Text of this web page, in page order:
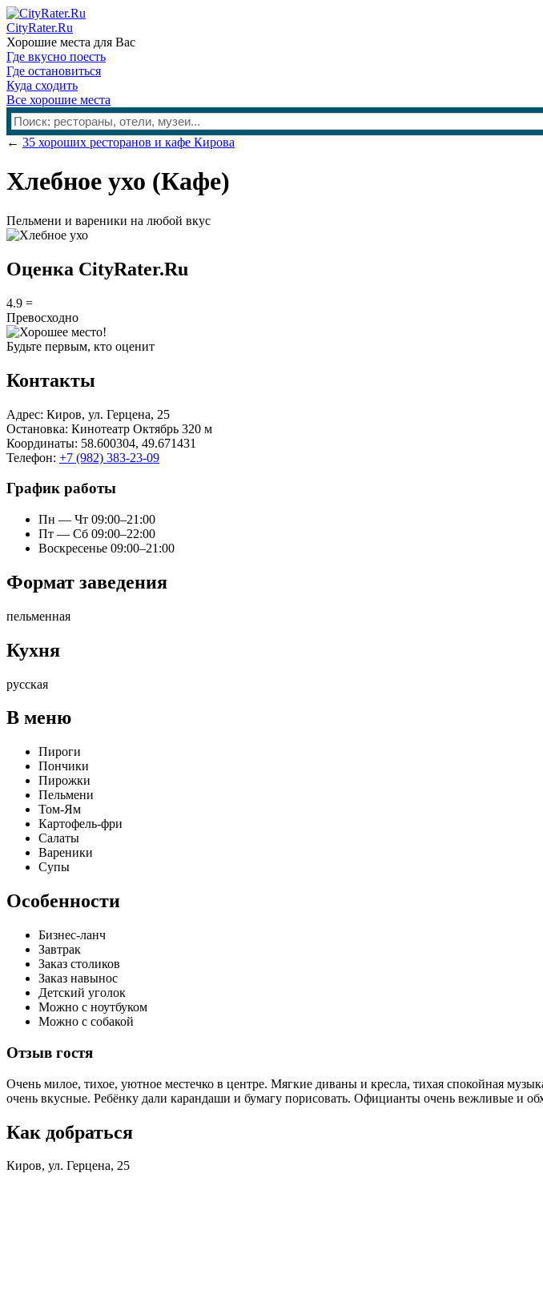
CityRater.Ru
Хорошие места для Вас
Где вкусно поесть
Где остановиться
Куда сходить
Все хорошие места
← 35 хороших ресторанов и кафе Кирова
Хлебное ухо (Кафе)
Пельмени и вареники на любой вкус
Оценка CityRater.Ru
4.9 =
Превосходно
Будьте первым, кто оценит
Контакты
Адрес: Киров, ул. Герцена, 25
Остановка: Кинотеатр Октябрь 320 м
Координаты: 58.600304, 49.671431
Телефон: +7 (982) 383-23-09
График работы
Пн — Чт 09:00–21:00
Пт — Сб 09:00–22:00
Воскресенье 09:00–21:00
Формат заведения
пельменная
Кухня
русская
В меню
​Пироги​
Пончики​
Пирожки​
Пельмени​
Том-Ям
​Картофель-фри
​Салаты
​Вареники
​Супы
Особенности
​Бизнес-ланч
​Завтрак​
Заказ столиков
​Заказ навынос​
Детский уголок
​Можно с ноутбуком​
Можно с собакой
Отзыв гостя
Очень милое, тихое, уютное местечко в центре. Мягкие диваны и кресла, тихая спокойная
очень вкусные. Ребёнку дали карандаши и бумагу порисовать. Официанты очень вежливые и
Как добраться
Киров, ул. Герцена, 25